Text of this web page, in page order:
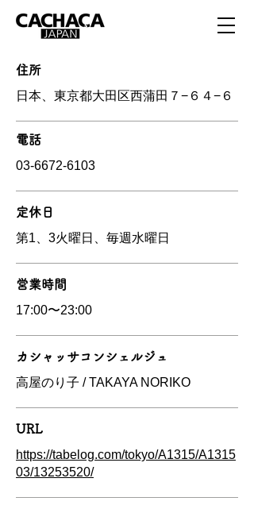
住所
日本、東京都大田区西蒲田７−６４−６
電話
03-6672-6103
定休日
第1、3火曜日、毎週水曜日
営業時間
17:00〜23:00
カシャッサコンシェルジュ
高屋のり子 / TAKAYA NORIKO
URL
https://tabelog.com/tokyo/A1315/A1315
03/13253520/